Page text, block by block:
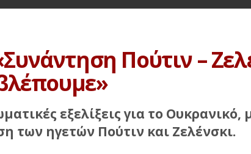
Πούτιν –
εξελίξεις για το
των ηγετών Πούτιν και Ζελένσκι.